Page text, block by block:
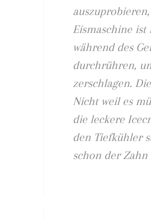
Eismaschine
während des
durchrühren,
zerschlagen.
Nicht weil es
die leckere
den Tiefkühler
schon der